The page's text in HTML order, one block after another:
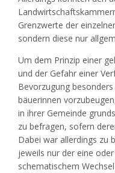
Grenzwerte der
sondern diese nur
Um dem Prinzip einer
und der Gefahr einer
Bevorzugung
bäuerinnen
in ihrer Gemeinde
zu befragen, sofern
Dabei war allerdings zu
jeweils nur der eine
schematischem